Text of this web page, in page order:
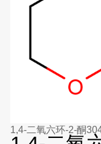
1,4-二氧六环-2-酮